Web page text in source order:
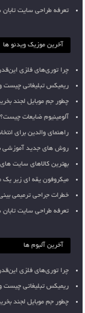
تعرفه طراحی سایت
آخرین موزیک ویدئو ها
چرا توری‌های فلزی
ریمیکس تبلیغاتی چیست
چطور جم موبایل لجند
آلومینیوم ضایعات
راهنمای والدین برای
روش های جدید آموزشی
بهترین کالاهای سایت
میکروفون یقه ای زیر یک
خطرات جراحی ترمیمی
تعرفه طراحی سایت
آخرین آلبوم ها
چرا توری‌های فلزی
ریمیکس تبلیغاتی چیست
چطور جم موبایل لجند